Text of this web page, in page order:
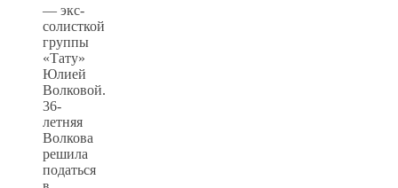
— экс-
солисткой
группы
«Тату»
Юлией
Волковой.
36-
летняя
Волкова
решила
податься